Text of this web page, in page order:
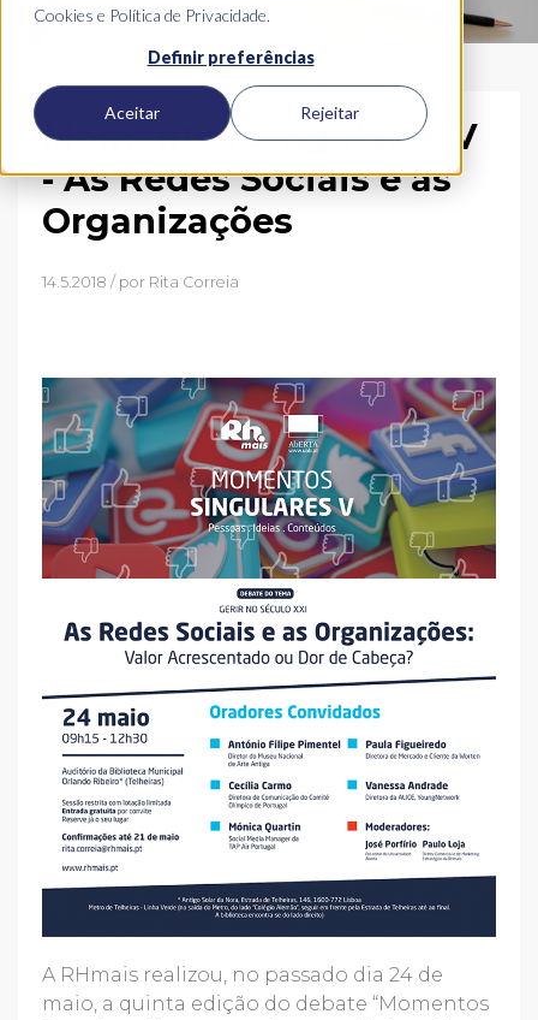
Cookies e Política de Privacidade.
Definir preferências
Aceitar Rejeitar
Momentos Singulares V
- As Redes Sociais e as
Organizações
14.5.2018 / por Rita Correia
A RHmais realizou, no passado dia 24 de
maio, a quinta edição do debate “Momentos